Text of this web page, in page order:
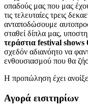
οπαδούς μας που μας
τις τελευταίες τρεις
ανταποδώσουμε
σταθεί δίπλα μας,
τεράστια festival shows
σχεδόν αδιανόητο να
ενθουσιασμού που θα
Η προπώληση έχει
Αγορά εισιτηρίων